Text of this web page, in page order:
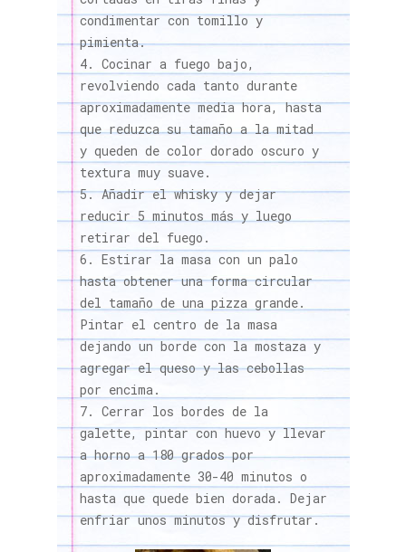
condimentar con tomillo y
pimienta.
Cocinar a fuego bajo,
revolviendo cada tanto durante
aproximadamente media hora, hasta
que reduzca su tamaño a la mitad
y queden de color dorado oscuro y
textura muy suave.
Añadir el whisky y dejar
reducir 5 minutos más y luego
retirar del fuego.
Estirar la masa con un palo
hasta obtener una forma circular
del tamaño de una pizza grande.
Pintar el centro de la masa
dejando un borde con la mostaza y
agregar el queso y las cebollas
por encima.
Cerrar los bordes de la
galette, pintar con huevo y llevar
a horno a 180 grados por
aproximadamente 30-40 minutos o
hasta que quede bien dorada. Dejar
enfriar unos minutos y disfrutar.